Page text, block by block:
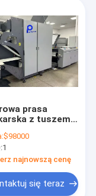
prasa
z tuszem
wody z
na
i
$98000
1
najnowszą cenę
się teraz